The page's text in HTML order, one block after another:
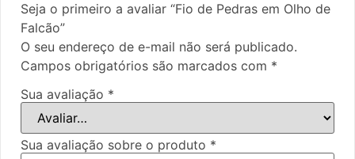
Seja o primeiro a avaliar “Fio de Pedras em Olho de
Falcão”
O seu endereço de e-mail não será publicado.
Campos obrigatórios são marcados com *
Sua avaliação *
Sua avaliação sobre o produto *